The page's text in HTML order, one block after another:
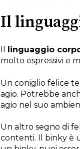
Il
linguaggio
molto espressivi e
Un coniglio felice
agio. Potrebbe
agio nel suo
Un altro segno di
contenti. Il binky è